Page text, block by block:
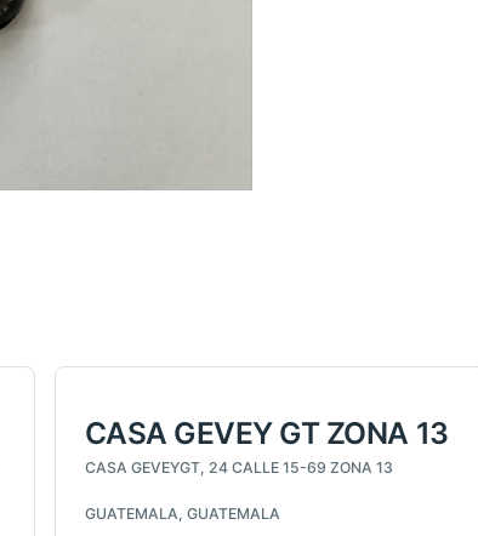
CASA GEVEY GT ZONA 13
CASA GEVEYGT, 24 CALLE 15-69 ZONA 13
GUATEMALA, GUATEMALA